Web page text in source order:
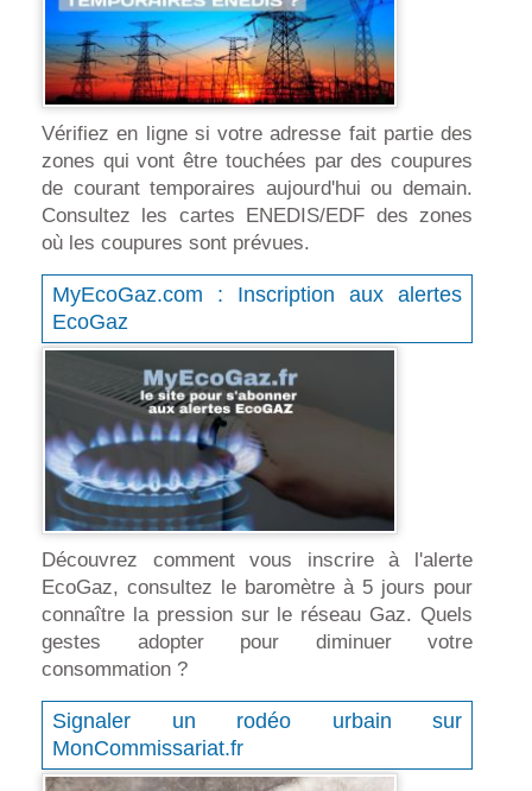
Vérifiez en ligne si votre adresse fait partie des
zones qui vont être touchées par des coupures
de courant temporaires aujourd'hui ou demain.
Consultez les cartes ENEDIS/EDF des zones
où les coupures sont prévues.
MyEcoGaz.com : Inscription aux alertes
EcoGaz
Découvrez comment vous inscrire à l'alerte
EcoGaz, consultez le baromètre à 5 jours pour
connaître la pression sur le réseau Gaz. Quels
gestes adopter pour diminuer votre
consommation ?
Signaler un rodéo urbain sur
MonCommissariat.fr